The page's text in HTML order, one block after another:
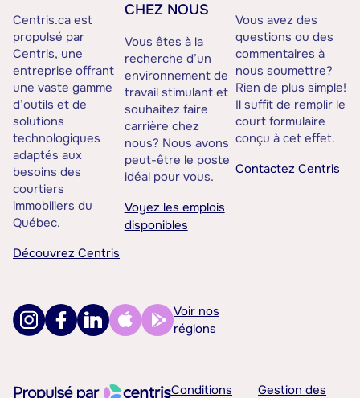
Centris.ca est
propulsé par
Centris, une
entreprise offrant
une vaste gamme
d’outils et de
solutions
technologiques
adaptés aux
besoins des
courtiers
immobiliers du
Québec.
Découvrez Centris
CHEZ NOUS
Vous êtes à la
recherche d’un
environnement de
travail stimulant et
souhaitez faire
carrière chez
nous? Nous avons
peut-être le poste
idéal pour vous.
Voyez les emplois
disponibles
Vous avez des
questions ou des
commentaires à
nous soumettre?
Rien de plus simple!
Il suffit de remplir le
court formulaire
conçu à cet effet.
Contactez Centris
Voir nos
régions
Conditions Gestion des